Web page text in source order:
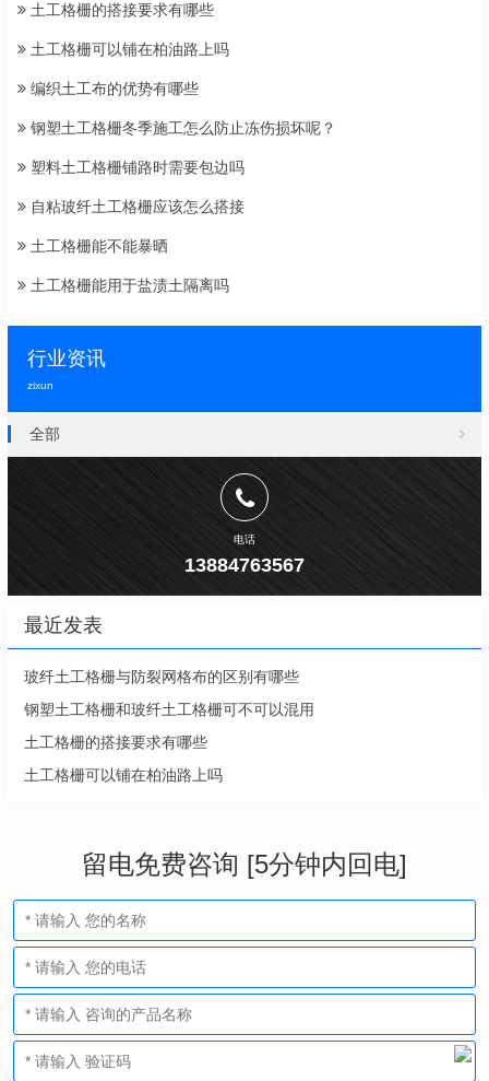
土工格栅的搭接要求有哪些
土工格栅可以铺在柏油路上吗
编织土工布的优势有哪些
钢塑土工格栅冬季施工怎么防止冻伤损坏呢？
塑料土工格栅铺路时需要包边吗
自粘玻纤土工格栅应该怎么搭接
土工格栅能不能暴晒
土工格栅能用于盐渍土隔离吗
行业资讯
zixun
全部
电话
13884763567
最近发表
玻纤土工格栅与防裂网格布的区别有哪些
钢塑土工格栅和玻纤土工格栅可不可以混用
土工格栅的搭接要求有哪些
土工格栅可以铺在柏油路上吗
留电免费咨询 [5分钟内回电]